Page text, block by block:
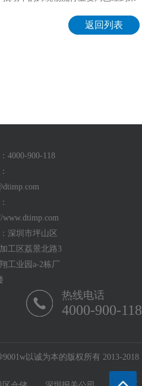
返回列表
4000-900-118
www.dtimp.com
深圳市坪山区
工区荔景北路3
工业园a-2栋厂
热线电话
4000-900-118
以诚为本的版权所有 2013-2018